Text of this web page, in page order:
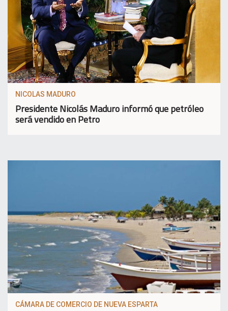
NICOLAS MADURO
Presidente Nicolás Maduro informó que petróleo
será vendido en Petro
CÁMARA DE COMERCIO DE NUEVA ESPARTA